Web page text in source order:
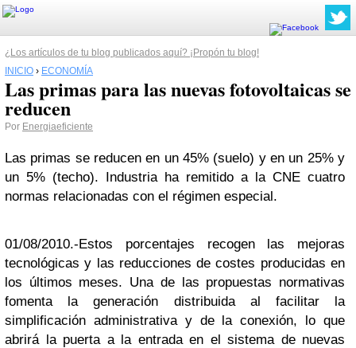
¿Los artículos de tu blog publicados aquí? ¡Propón tu blog!
INICIO › ECONOMÍA
Las primas para las nuevas fotovoltaicas se
reducen
Por Energiaeficiente
Las primas se reducen en un 45% (suelo) y en un 25% y
un 5% (techo). Industria ha remitido a la CNE cuatro
normas relacionadas con el régimen especial.
01/08/2010.-Estos porcentajes recogen las mejoras
tecnológicas y las reducciones de costes producidas en
los últimos meses. Una de las propuestas normativas
fomenta la generación distribuida al facilitar la
simplificación administrativa y de la conexión, lo que
abrirá la puerta a la entrada en el sistema de nuevas